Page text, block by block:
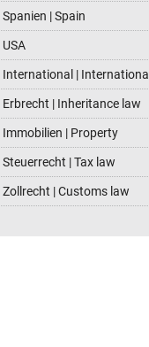
Spanien | Spain
USA
International | International
Erbrecht | Inheritance law
Immobilien | Property
Steuerrecht | Tax law
Zollrecht | Customs law